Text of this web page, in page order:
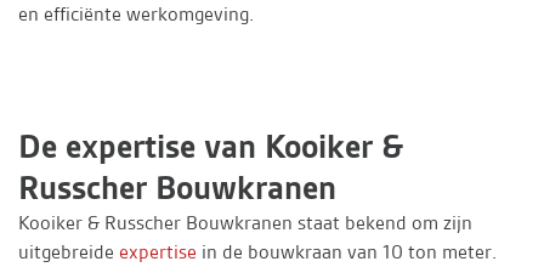
en efficiënte werkomgeving.
De expertise van Kooiker &
Russcher Bouwkranen
Kooiker & Russcher Bouwkranen staat bekend om zijn
uitgebreide expertise in de bouwkraan van 10 ton meter.